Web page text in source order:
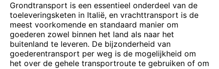
Grondtransport is een essentieel onderdeel van de
toeleveringsketen in Italië, en vrachttransport is de
meest voorkomende en standaard manier om
goederen zowel binnen het land als naar het
buitenland te leveren. De bijzonderheid van
goederentransport per weg is de mogelijkheid om
het over de gehele transportroute te gebruiken of om